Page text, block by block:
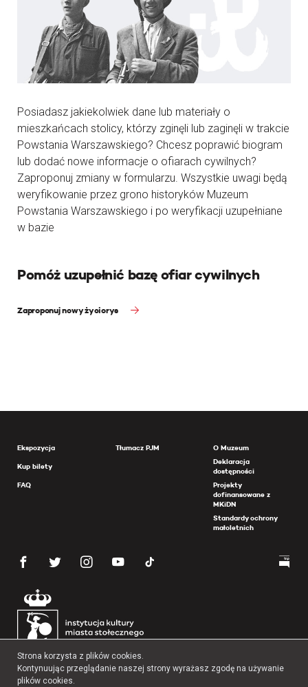
Posiadasz jakiekolwiek dane lub materiały o
mieszkańcach stolicy, którzy zginęli lub zaginęli w trakcie
Powstania Warszawskiego? Chcesz poprawić biogram
lub dodać nowe informacje o ofiarach cywilnych?
Zaproponuj zmiany w formularzu. Wszystkie uwagi będą
weryfikowanie przez grono historyków Muzeum
Powstania Warszawskiego i po weryfikacji uzupełniane
w bazie
Pomóż uzupełnić bazę ofiar cywilnych
Zaproponuj nowy życiorys
Ekspozycja
Kup bilety
FAQ
Tłumacz PJM
O Muzeum
Deklaracja
dostępności
Projekty
dofinansowane z
MKiDN
Standardy ochrony
małoletnich
Strona korzysta z plików cookies.
Kontynuując przeglądanie naszej strony wyrażasz zgodę na używanie
plików cookies.